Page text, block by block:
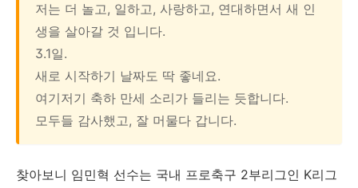
저는 더 놀고, 일하고, 사랑하고, 연대하면서 새 인
생을 살아갈 것 입니다.
3.1일.
새로 시작하기 날짜도 딱 좋네요.
여기저기 축하 만세 소리가 들리는 듯합니다.
모두들 감사했고, 잘 머물다 갑니다.
찾아보니 임민혁 선수는 국내 프로축구 2부리그인 K리그